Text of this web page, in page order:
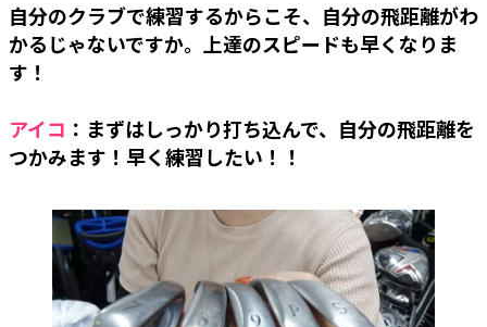
自分のクラブで練習するからこそ、自分の飛距離がわ
かるじゃないですか。上達のスピードも早くなりま
す！
アイコ ：まずはしっかり打ち込んで、自分の飛距離を
つかみます！早く練習したい！！